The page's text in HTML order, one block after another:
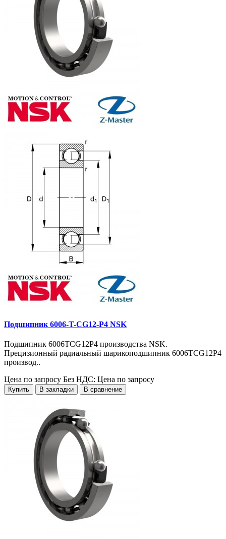
Подшипник 6006-T-CG12-P4 NSK
Подшипник 6006TCG12P4 производства NSK.
Прецизионный радиальный шарикоподшипник 6006TCG12P4
производ..
Цена по запросу Без НДС: Цена по запросу
Купить В закладки В сравнение